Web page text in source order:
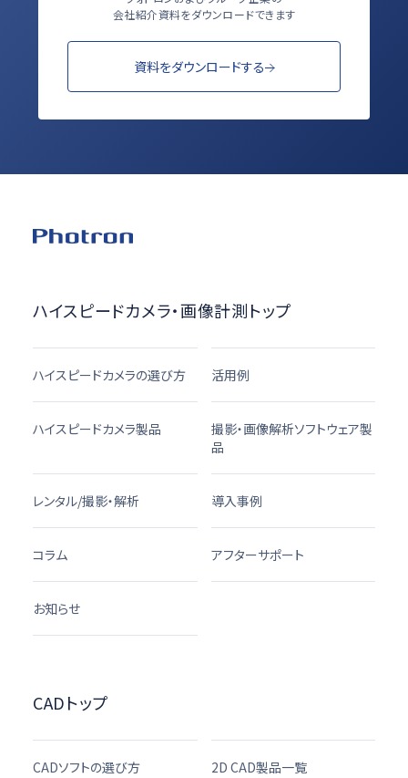
会社紹介資料をダウンロードできます
資料をダウンロードする
ハイスピードカメラ・画像計測トップ
ハイスピードカメラの選び方 活用例
ハイスピードカメラ製品
撮影・画像解析ソフトウェア製
品
レンタル/撮影・解析 導入事例
コラム アフターサポート
お知らせ
CADトップ
CADソフトの選び方 2D CAD製品一覧